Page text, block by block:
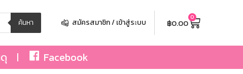
ค้นหา สมัครสมาชิก / เข้าสู่ระบบ ฿0.00 0
Facebook